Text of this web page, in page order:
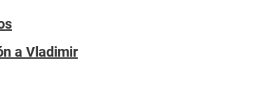
a Vladimir